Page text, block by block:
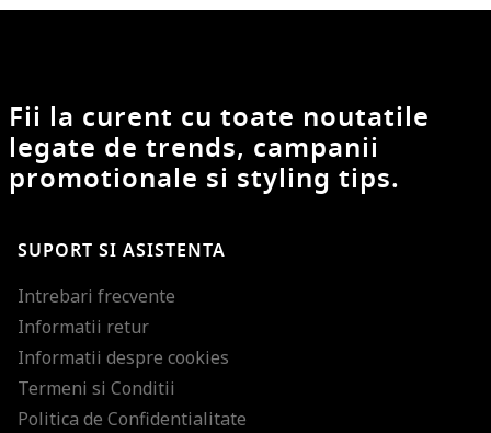
Fii la curent cu toate noutatile
legate de trends, campanii
promotionale si styling tips.
SUPORT SI ASISTENTA
Intrebari frecvente
Informatii retur
Informatii despre cookies
Termeni si Conditii
Politica de Confidentialitate